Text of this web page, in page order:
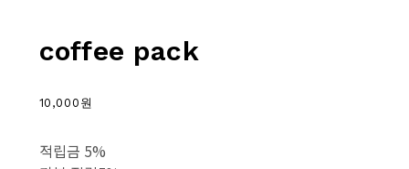
coffee pack
10,000원
적립금 5%